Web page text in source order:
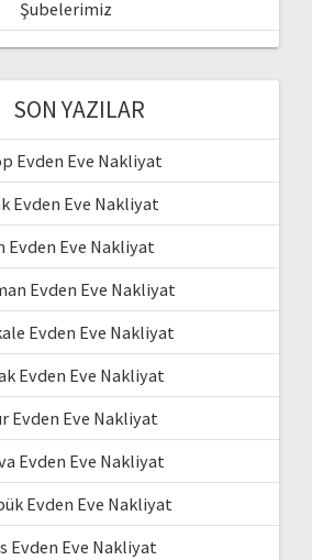
Şubelerimiz
SON YAZILAR
Evden Eve Nakliyat
Evden Eve Nakliyat
Evden Eve Nakliyat
Evden Eve Nakliyat
Evden Eve Nakliyat
Evden Eve Nakliyat
Evden Eve Nakliyat
Evden Eve Nakliyat
Evden Eve Nakliyat
Evden Eve Nakliyat